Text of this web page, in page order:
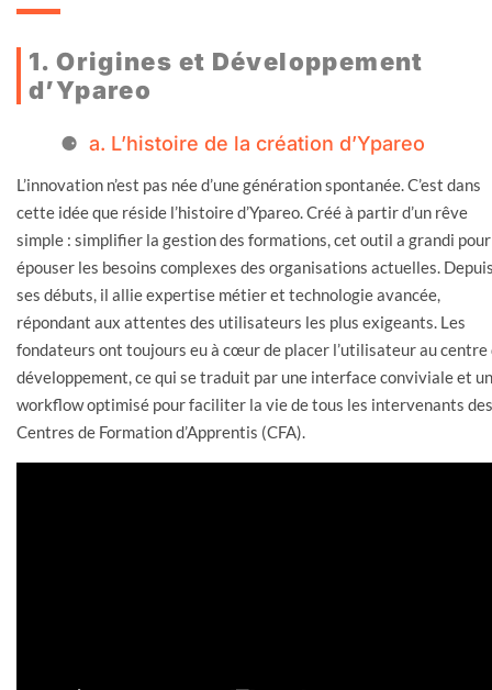
1. Origines et Développement
d’Ypareo
a. L’histoire de la création d’Ypareo
L’innovation n’est pas née d’une génération spontanée. C’est dans
cette idée que réside l’histoire d’Ypareo. Créé à partir d’un rêve
simple : simplifier la gestion des formations, cet outil a grandi pour
épouser les besoins complexes des organisations actuelles.
ses débuts, il allie expertise métier et technologie avancée,
répondant aux attentes des utilisateurs les plus exigeants. Les
fondateurs ont toujours eu à cœur de placer l’utilisateur au centre
développement, ce qui se traduit par une interface conviviale et un
workflow optimisé pour faciliter la vie de tous les intervenants des
Centres de Formation d’Apprentis (CFA).